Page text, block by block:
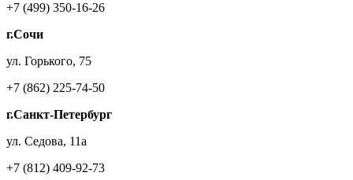
+7 (499) 350-16-26
г.Сочи
ул. Горького, 75
+7 (862) 225-74-50
г.Санкт-Петербург
ул. Седова, 11а
+7 (812) 409-92-73